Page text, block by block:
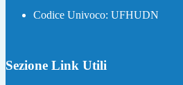
Codice Univoco: UFHUDN
Sezione Link Utili